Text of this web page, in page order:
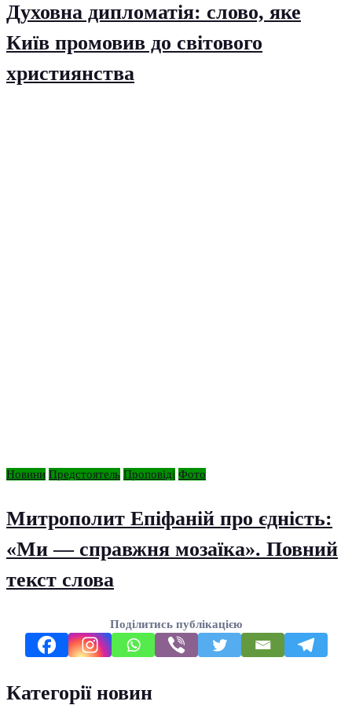
Духовна дипломатія: слово, яке
Київ промовив до світового
християнства
Новини Предстоятель Проповіді Фото
Митрополит Епіфаній про єдність:
«Ми — справжня мозаїка». Повний
текст слова
Поділитись публікацією
Категорії новин